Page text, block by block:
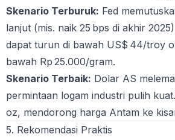
Skenario Terburuk: Fed
lanjut (mis. naik 25 bps di akhir
dapat turun di bawah US$ 44/troy
bawah Rp 25.000/gram.
Skenario Terbaik: Dolar AS
permintaan logam industri pulih
oz, mendorong harga Antam ke
5. Rekomendasi Praktis